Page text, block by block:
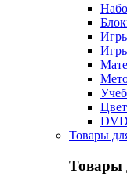
Товары
Товары